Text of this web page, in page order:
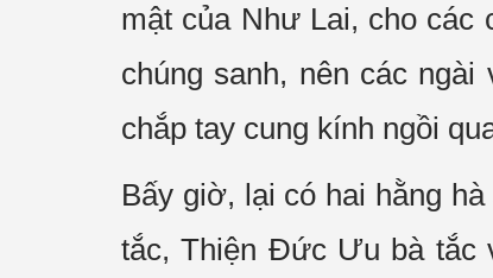
mật của Như Lai, cho các
chúng sanh, nên các
chắp tay cung kính ngồi
Bấy giờ, lại có hai hằng
tắc, Thiện Đức Ưu bà tắc